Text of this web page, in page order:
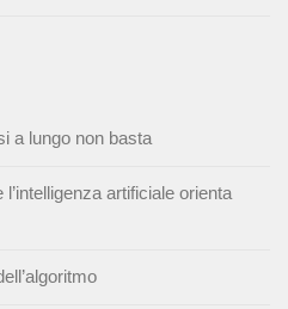
a lungo non basta
l’intelligenza artificiale orienta